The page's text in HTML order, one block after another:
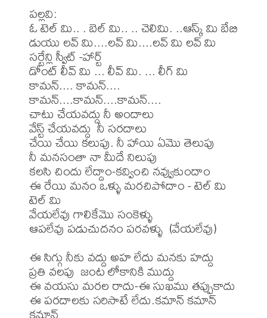
పల్లవి:
ఓ టెల్ మి.. . బెల్ మి.. .. చెలిమి. ..ఆస్క్ మి బేబి
డుయు లవ్ మి....లవ్ మి....లవ్ మి లవ్ మి
సర్టేన్లి స్వీట్ -హార్ట్
డోంట్ లీవ్ మి ... లీవ్ మి. ... లీగ్ మి
కామన్.... కామన్....
కామన్....కామన్....కామన్....
చాటు చేయవద్దు నీ అందాలు
వేస్ట్ చేయవద్దు  నీ సరదాలు
చేయి చేయి కలుపు. నీ హాయి ఏమొ తెలుపు
నీ మనసంతా నా మీదే నిలుపు
కలసి చిందు లేద్దాం-కవ్వించి నవ్వుకుందాం
ఈ రేయి మనం ఒళ్ళు మరచిపోదాం - టెల్ మి
టెల్ మి
వేయలేవు గాలికేమొ సంకెళ్ళు
ఆపలేవు పడుచుదనం పరవళ్ళు  (వేయలేవు)
ఈ సిగ్గు నీకు వద్దు అహ లేదు మనకు హద్దు
ప్రతి వలపు  జంట లోకానికి ముద్దు
ఈ వయసు మరల రాదు-ఈ సుఖము తప్పుకాదు
ఈ పరదాలకు సరిసాటే లేదు.కమాన్ కమాన్